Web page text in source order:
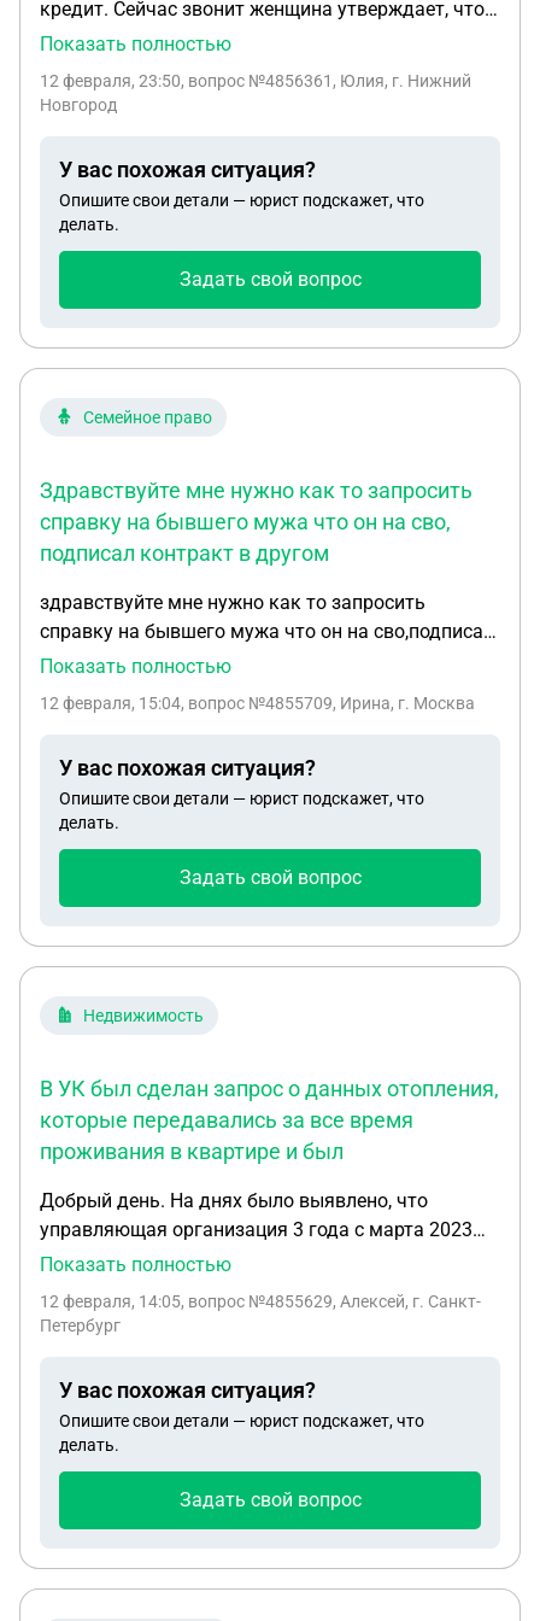
кредит. Сейчас звонит женщина утверждает, что
машина находится в розыске. Продавец мужчина
жена) человек который умер. А звонит настоящая
кредитом не было. Стоит ли нам волноваться о
законности сделки купли-продажи
Показать полностью
12 февраля, 23:50, вопрос №4856361, Юлия, г. Нижний
Новгород
У вас похожая ситуация?
Опишите свои детали — юрист подскажет, что
делать.
Задать свой вопрос
Семейное право
Здравствуйте мне нужно как то запросить
справку на бывшего мужа что он на сво,
подписал контракт в другом
здравствуйте мне нужно как то запросить
справку на бывшего мужа что он на сво,подписал
контракт в другом городе ребенку нужно для
висят можно как то ее получить
Показать полностью
12 февраля, 15:04, вопрос №4855709, Ирина, г. Москва
У вас похожая ситуация?
Опишите свои детали — юрист подскажет, что
делать.
Задать свой вопрос
Недвижимость
В УК был сделан запрос о данных отопления,
которые передавались за все время
проживания в квартире и был
Добрый день. На днях было выявлено, что
управляющая организация 3 года с марта 2023
года передает одни и теже показания
которые находятся за пределами квартиры и я,
Гарантия на этот счетчик слетала пол года назад.
В УК был сделан запрос о данных отопления,
которые передавались за все время проживания
в квартире и был получен ответ, что с марта 2023
года передавались одни и те же показания, в
средние, что ощутимо выше, чем реальное
Показать полностью
12 февраля, 14:05, вопрос №4855629, Алексей, г. Санкт-
Петербург
У вас похожая ситуация?
Опишите свои детали — юрист подскажет, что
делать.
Задать свой вопрос